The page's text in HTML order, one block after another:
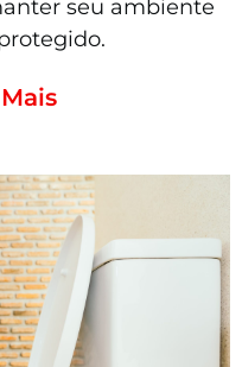
seu ambiente